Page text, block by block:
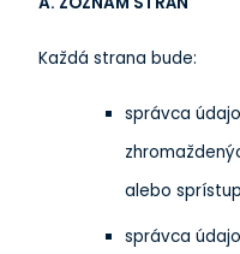
Každá strana bude:
správca
alebo
správca